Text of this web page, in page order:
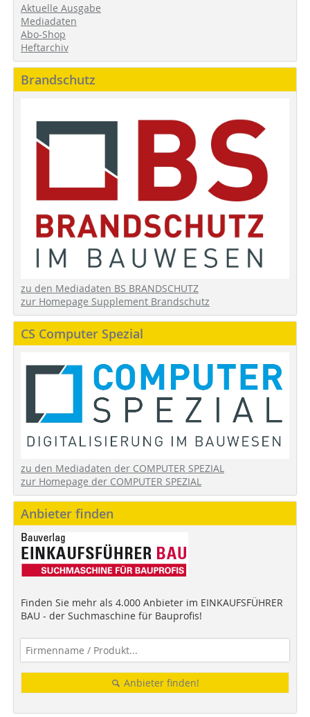
Aktuelle Ausgabe
Mediadaten
Abo-Shop
Heftarchiv
Brandschutz
zu den Mediadaten BS BRANDSCHUTZ
zur Homepage Supplement Brandschutz
CS Computer Spezial
zu den Mediadaten der COMPUTER SPEZIAL
zur Homepage der COMPUTER SPEZIAL
Anbieter finden
Finden Sie mehr als 4.000 Anbieter im EINKAUFSFÜHRER
BAU - der Suchmaschine für Bauprofis!
Anbieter finden!